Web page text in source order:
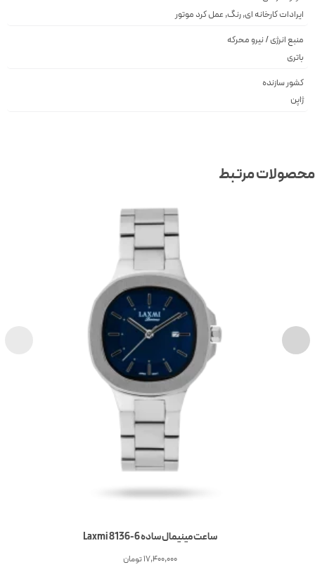
ایرادات کارخانه ای, رنگ, عمل کرد موتور
منبع انرژی / نیرو محرکه
باتری
کشور سازنده
ژاپن
مرتبط
ساعت مینیمال ساده Laxmi 8136-6
17,400,000تومان